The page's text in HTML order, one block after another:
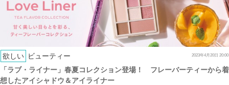
欲しい ビューティー 2023年4月20日 20:00
「ラブ・ライナー」春夏コレクション登場！ フレーバーティーから着
想したアイシャドウ＆アイライナー